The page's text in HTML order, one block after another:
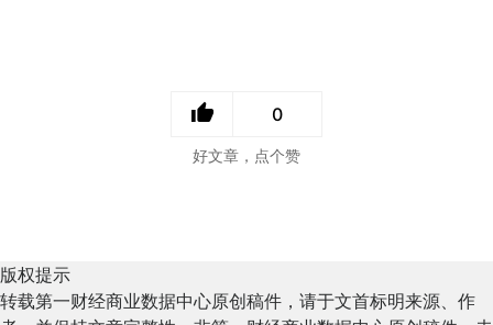
0
好文章，点个赞
版权提示
转载第一财经商业数据中心原创稿件，请于文首标明来源、作